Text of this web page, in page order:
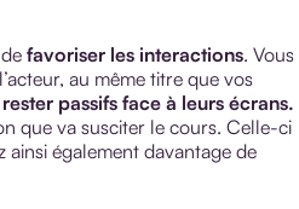
favoriser les interactions.
au même titre que vos
passifs face à leurs écrans.
que va susciter le cours. Celle-ci
également davantage de